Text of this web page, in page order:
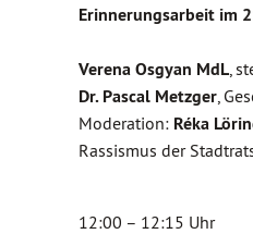
Erinnerungsarbeit im
Verena Osgyan MdL ,
Dr. Pascal Metzger ,
Moderation: Réka
Rassismus der
12:00 – 12:15 Uhr